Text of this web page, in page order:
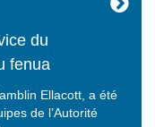
du
fenua
Ellacott, a été
de l’Autorité